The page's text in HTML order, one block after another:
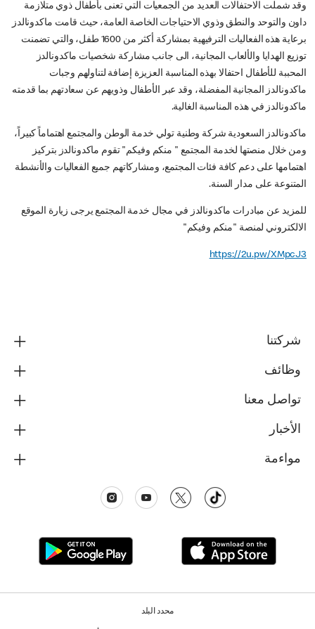
وقد شملت الاحتفالات العديد من الجمعيات التي تعنى بأطفال ذوي متلازمة
داون والتوحد والنطق وذوي الاحتياجات الخاصة العامة، حيث قامت ماكدونالدز
برعاية هذه الفعاليات الترفيهية بمشاركة أكثر من 1600 طفل، والتي تضمنت
توزيع الهدايا والألعاب المجانية، الى جانب مشاركة شخصيات ماكدونالدز
المحببة للأطفال احتفالا بهذه المناسبة العزيزة إضافة لتناولهم وجبات
ماكدونالدز المجانية المفضلة، وقد عبر الأطفال وذويهم عن سعادتهم بما قدمته
ماكدونالدز في هذه المناسبة الغالية.
ماكدونالدز السعودية شركة وطنية تولي خدمة الوطن والمجتمع اهتماماً كبيراً،
ومن خلال منصتها لخدمة المجتمع " منكم وفيكم" تقوم ماكدونالدز بتركيز
اهتمامها على دعم كافة فئات المجتمع، ومشاركاتهم جميع الفعاليات والأنشطة
المتنوعة على مدار السنة.
للمزيد عن مبادرات ماكدونالدز في مجال خدمة المجتمع يرجى زيارة الموقع
الالكتروني لمنصة "منكم وفيكم"
https://2u.pw/XMpcJ3
شركتنا
وظائف
تواصل معنا
الأخبار
مواءمة
محدد البلد